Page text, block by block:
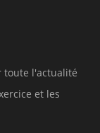
toute l'actualité
et les